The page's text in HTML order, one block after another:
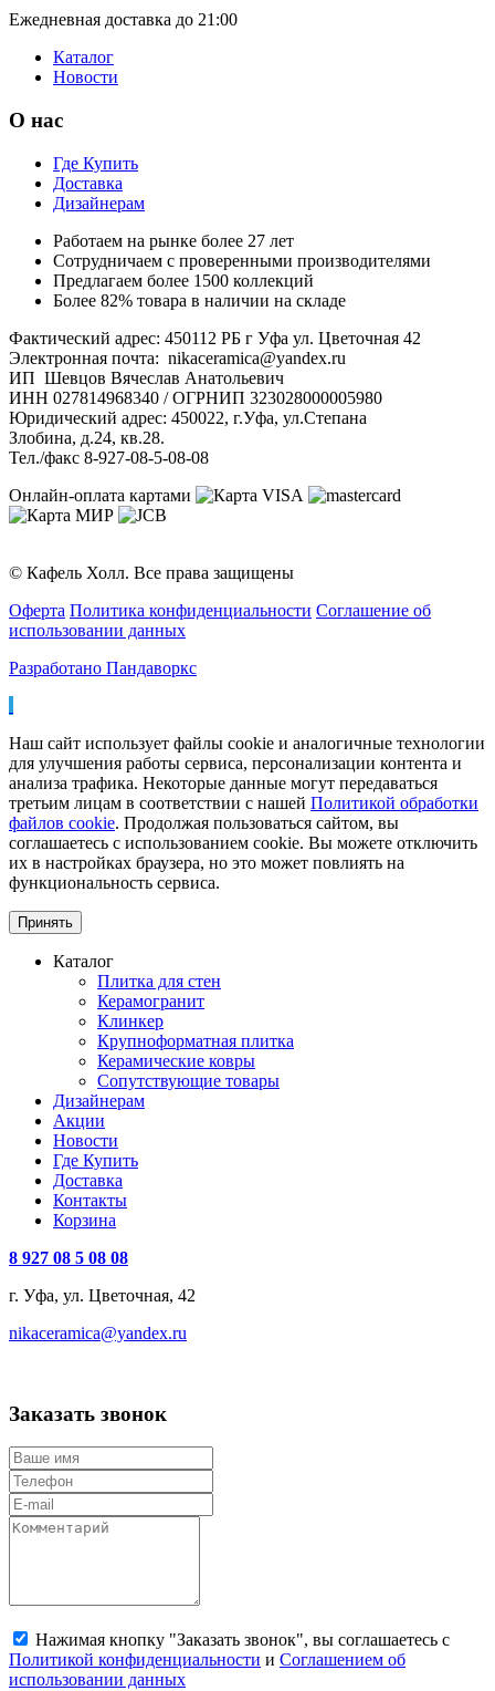
Ежедневная доставка до 21:00
Каталог
Новости
О нас
Где Купить
Доставка
Дизайнерам
Работаем на рынке более 27 лет
Сотрудничаем с проверенными производителями
Предлагаем более 1500 коллекций
Более 82% товара в наличии на складе
Фактический адрес: 450112 РБ г Уфа ул. Цветочная 42
Электронная почта: nikaceramica@yandex.ru
ИП Шевцов Вячеслав Анатольевич
ИНН 027814968340 / ОГРНИП 323028000005980
Юридический адрес: 450022, г.Уфа, ул.Степана
Злобина, д.24, кв.28.
Тел./факс 8-927-08-5-08-08
Онлайн-оплата картами
© Кафель Холл. Все права защищены
Оферта Политика конфиденциальности Соглашение об
использовании данных
Разработано Пандаворкс
Наш сайт использует файлы cookie и аналогичные технологии
для улучшения работы сервиса, персонализации контента и
анализа трафика. Некоторые данные могут передаваться
третьим лицам в соответствии с нашей Политикой обработки
файлов cookie. Продолжая пользоваться сайтом, вы
соглашаетесь с использованием cookie. Вы можете отключить
их в настройках браузера, но это может повлиять на
функциональность сервиса.
Принять
Каталог
Плитка для стен
Керамогранит
Клинкер
Крупноформатная плитка
Керамические ковры
Сопутствующие товары
Дизайнерам
Акции
Новости
Где Купить
Доставка
Контакты
Корзина
8 927 08 5 08 08
г. Уфа, ул. Цветочная, 42
nikaceramica@yandex.ru
Заказать звонок
Нажимая кнопку "Заказать звонок", вы соглашаетесь с
Политикой конфиденциальности и Соглашением об
использовании данных